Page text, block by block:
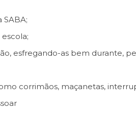
esfregando-as bem durante,
corrimãos, maçanetas,